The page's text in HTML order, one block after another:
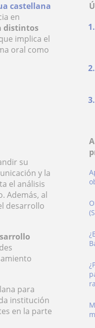
castellana
en
distintos
implica el
oral como
su
y la
el análisis
Además, al
desarrollo
para
institución
en la parte